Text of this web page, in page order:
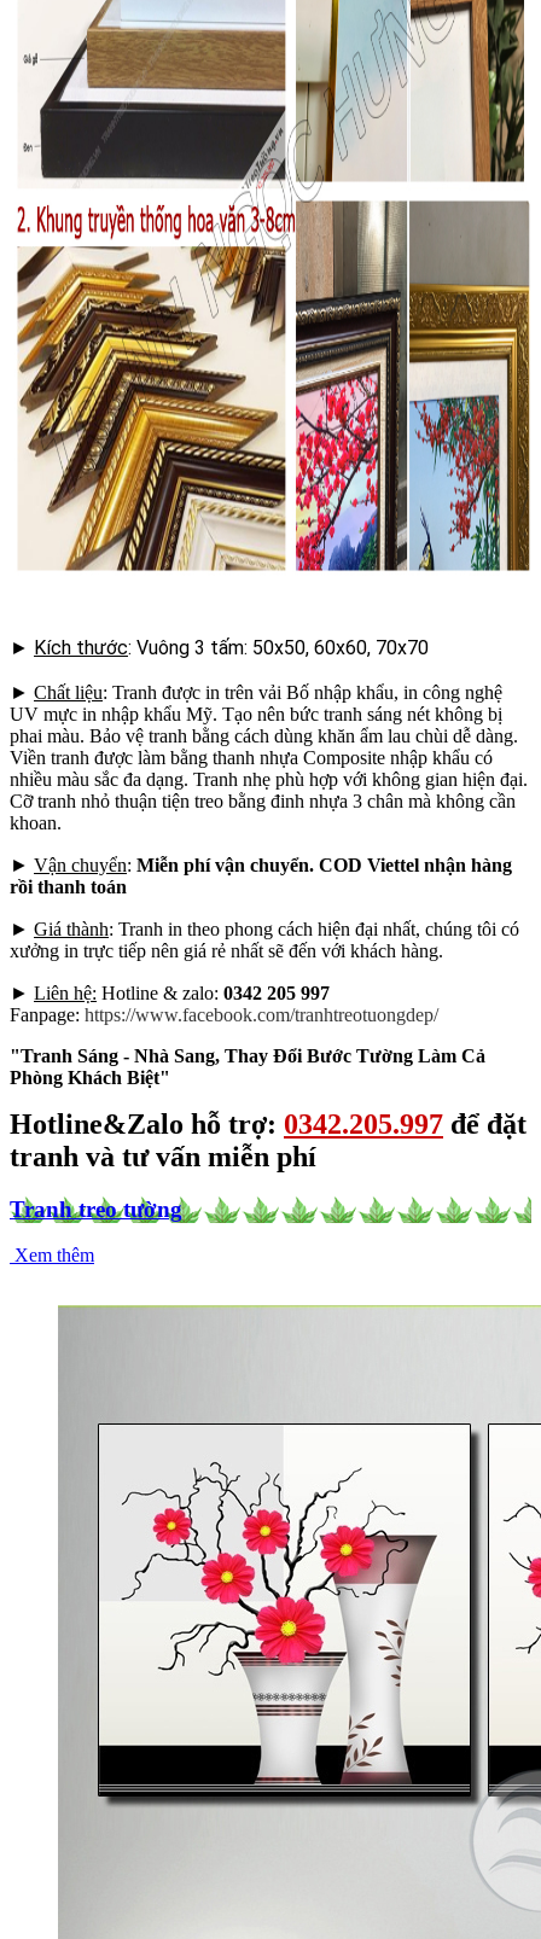
► Kích thước: Vuông 3 tấm: 50x50, 60x60, 70x70
► Chất liệu: Tranh được in trên vải Bố nhập khẩu, in công nghệ
UV mực in nhập khẩu Mỹ. Tạo nên bức tranh sáng nét không bị
phai màu. Bảo vệ tranh bằng cách dùng khăn ẩm lau chùi dễ dàng.
Viền tranh được làm bằng thanh nhựa Composite nhập khẩu có
nhiều màu sắc đa dạng. Tranh nhẹ phù hợp với không gian hiện đại.
Cỡ tranh nhỏ thuận tiện treo bằng đinh nhựa 3 chân mà không cần
khoan.
► Vận chuyển: Miễn phí vận chuyển. COD Viettel nhận hàng
rồi thanh toán
► Giá thành: Tranh in theo phong cách hiện đại nhất, chúng tôi có
xưởng in trực tiếp nên giá rẻ nhất sẽ đến với khách hàng.
► Liên hệ: Hotline & zalo: 0342 205 997
Fanpage: https://www.facebook.com/tranhtreotuongdep/
"Tranh Sáng - Nhà Sang, Thay Đổi Bước Tường Làm Cả
Phòng Khách Biệt"
Hotline&Zalo hỗ trợ: 0342.205.997 để đặt
tranh và tư vấn miễn phí
Tranh treo tường
Xem thêm